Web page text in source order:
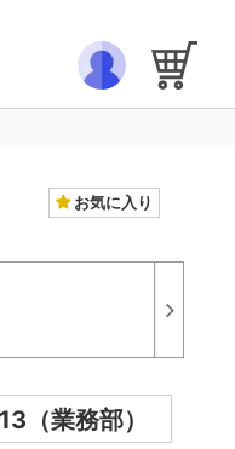
お気に入り
（業務部）